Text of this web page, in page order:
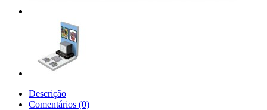
Descrição
Comentários (0)